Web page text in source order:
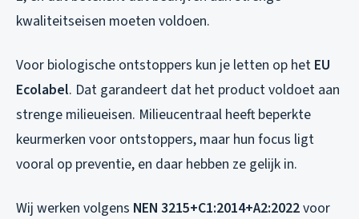
kwaliteitseisen moeten voldoen.
Voor biologische ontstoppers kun je letten op het EU
Ecolabel. Dat garandeert dat het product voldoet aan
strenge milieueisen. Milieucentraal heeft beperkte
keurmerken voor ontstoppers, maar hun focus ligt
vooral op preventie, en daar hebben ze gelijk in.
Wij werken volgens NEN 3215+C1:2014+A2:2022voor